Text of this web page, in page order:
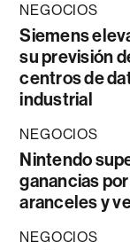
NEGOCIOS
Siemens
su previsión
centros de
industrial
NEGOCIOS
Nintendo
ganancias
aranceles y
NEGOCIOS